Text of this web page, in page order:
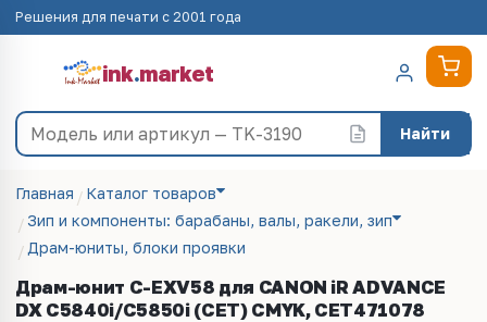
Решения для печати с 2001 года
ink.market
Найти
Главная
Каталог товаров
Зип и компоненты: барабаны, валы, ракели, зип
Драм-юниты, блоки проявки
Драм-юнит C-EXV58 для CANON iR ADVANCE
DX C5840i/C5850i (CET) CMYK, CET471078